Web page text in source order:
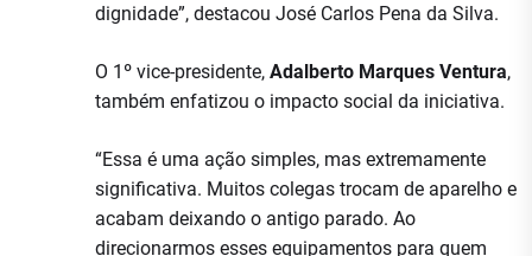
dignidade”, destacou José Carlos Pena da Silva.
O 1º vice-presidente, Adalberto Marques Ventura,
também enfatizou o impacto social da iniciativa.
“Essa é uma ação simples, mas extremamente
significativa. Muitos colegas trocam de aparelho e
acabam deixando o antigo parado. Ao
direcionarmos esses equipamentos para quem